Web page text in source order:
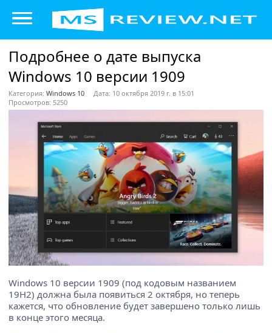
Подробнее о дате выпуска
Windows 10 версии 1909
Категория: Windows 10
Дата: 10 октября 2019 г. в 15:01
Просмотров: 5250
Windows 10 версии 1909 (под кодовым названием
19H2) должна была появиться 2 октября, но теперь
кажется, что обновление будет завершено только лишь
в конце этого месяца.